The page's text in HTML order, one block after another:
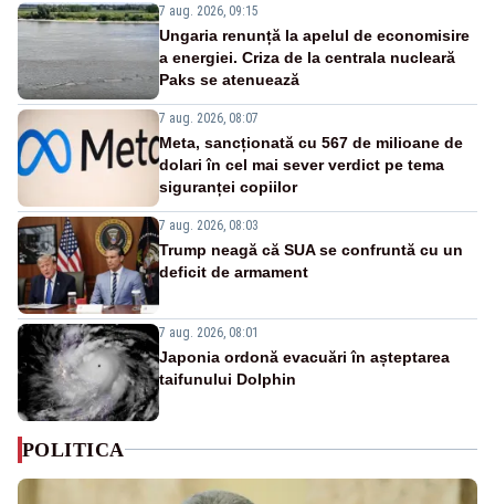
7 aug. 2026, 09:15
Ungaria renunță la apelul de economisire
a energiei. Criza de la centrala nucleară
Paks se atenuează
7 aug. 2026, 08:07
Meta, sancționată cu 567 de milioane de
dolari în cel mai sever verdict pe tema
siguranței copiilor
7 aug. 2026, 08:03
Trump neagă că SUA se confruntă cu un
deficit de armament
7 aug. 2026, 08:01
Japonia ordonă evacuări în așteptarea
taifunului Dolphin
POLITICA